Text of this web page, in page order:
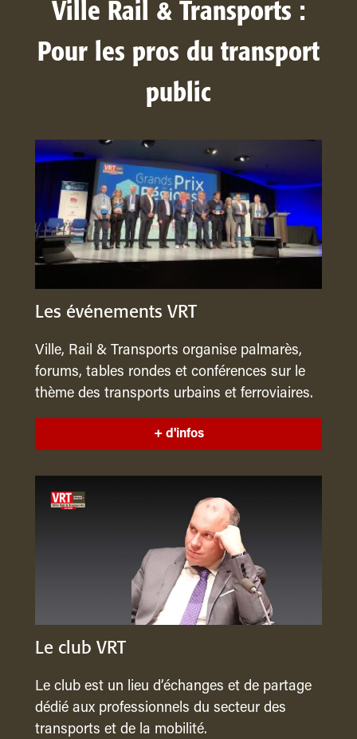
Ville Rail & Transports :
Pour les pros du transport
public
Les événements VRT
Ville, Rail & Transports organise palmarès,
forums, tables rondes et conférences sur le
thème des transports urbains et ferroviaires.
+ d'infos
Le club VRT
Le club est un lieu d’échanges et de partage
dédié aux professionnels du secteur des
transports et de la mobilité.